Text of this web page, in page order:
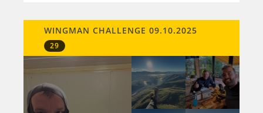
WINGMAN CHALLENGE 09.10.2025
29